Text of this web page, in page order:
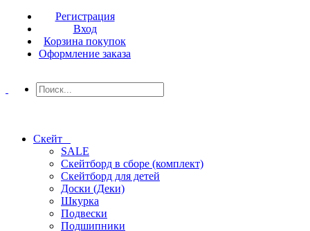
Регистрация
Вход
Корзина покупок
Оформление заказа
Скейт
SALE
Скейтборд в сборе (комплект)
Скейтборд для детей
Доски (Деки)
Шкурка
Подвески
Подшипники